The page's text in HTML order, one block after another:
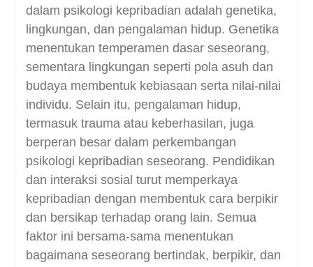
dalam psikologi kepribadian adalah genetika,
lingkungan, dan pengalaman hidup. Genetika
menentukan temperamen dasar seseorang,
sementara lingkungan seperti pola asuh dan
budaya membentuk kebiasaan serta nilai-nilai
individu. Selain itu, pengalaman hidup,
termasuk trauma atau keberhasilan, juga
berperan besar dalam perkembangan
psikologi kepribadian seseorang. Pendidikan
dan interaksi sosial turut memperkaya
kepribadian dengan membentuk cara berpikir
dan bersikap terhadap orang lain. Semua
faktor ini bersama-sama menentukan
bagaimana seseorang bertindak, berpikir, dan